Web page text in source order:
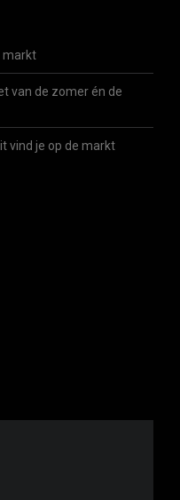
markt
van de zomer én de
vind je op de markt